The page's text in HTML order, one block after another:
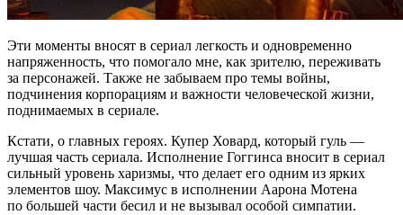
Эти моменты вносят в сериал легкость и одновременно
напряженность, что помогало мне, как зрителю, переживать
за персонажей. Также не забываем про темы войны,
подчинения корпорациям и важности человеческой жизни,
поднимаемых в сериале.
Кстати, о главных героях. Купер Ховард, который гуль —
лучшая часть сериала. Исполнение Гоггинса вносит в сериал
сильный уровень харизмы, что делает его одним из ярких
элементов шоу. Максимус в исполнении Аарона Мотена
по большей части бесил и не вызывал особой симпатии.